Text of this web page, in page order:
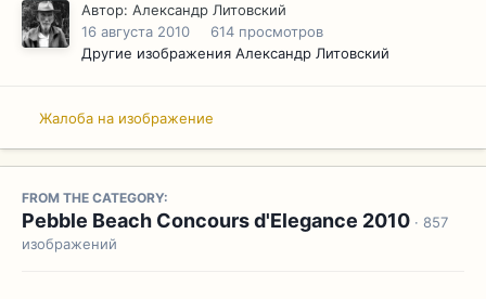
Автор: Александр Литовский
16 августа 2010
614 просмотров
Другие изображения Александр Литовский
Жалоба на изображение
FROM THE CATEGORY:
Pebble Beach Concours d'Elegance 2010 · 857
изображений